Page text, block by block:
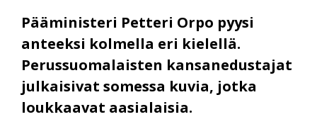
Pääministeri Petteri Orpo pyysi
anteeksi kolmella eri kielellä.
Perussuomalaisten kansanedustajat
julkaisivat somessa kuvia, jotka
loukkaavat aasialaisia.